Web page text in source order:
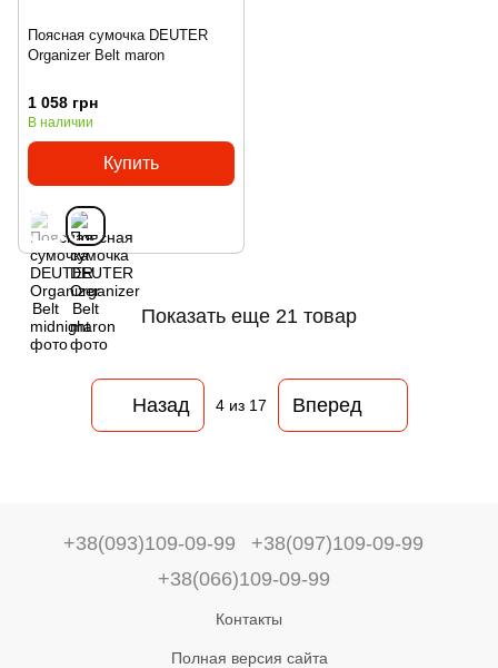
Поясная сумочка DEUTER
Organizer Belt maron
1 058 грн
В наличии
Купить
Показать еще 21 товар
Назад 4из 17 Вперед
+38(093)109-09-99
+38(097)109-09-99
+38(066)109-09-99
Контакты
Полная версия сайта